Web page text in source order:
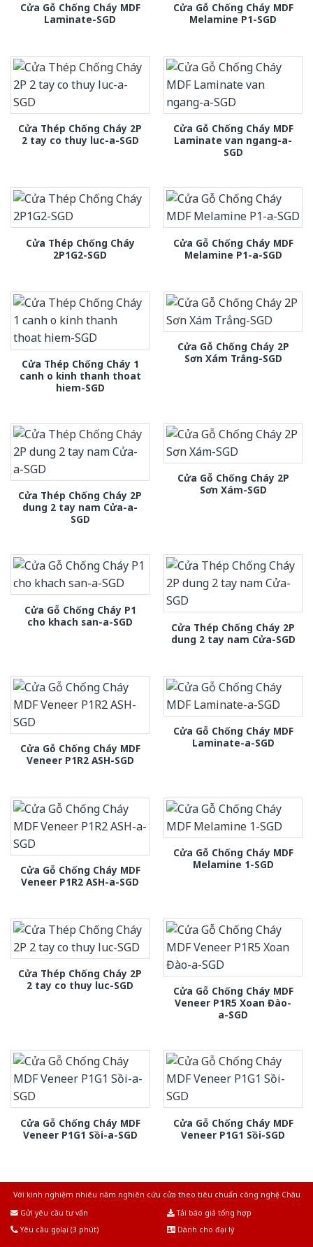
Cửa Gỗ Chống Cháy MDF
Laminate-SGD
Cửa Gỗ Chống Cháy MDF
Melamine P1-SGD
Cửa Thép Chống Cháy 2P
2 tay co thuy luc-a-SGD
Cửa Gỗ Chống Cháy MDF
Laminate van ngang-a-
SGD
Cửa Thép Chống Cháy
2P1G2-SGD
Cửa Gỗ Chống Cháy MDF
Melamine P1-a-SGD
Cửa Thép Chống Cháy 1
canh o kinh thanh thoat
hiem-SGD
Cửa Gỗ Chống Cháy 2P
Sơn Xám Trắng-SGD
Cửa Thép Chống Cháy 2P
dung 2 tay nam Cửa-a-
SGD
Cửa Gỗ Chống Cháy 2P
Sơn Xám-SGD
Cửa Gỗ Chống Cháy P1
cho khach san-a-SGD
Cửa Thép Chống Cháy 2P
dung 2 tay nam Cửa-SGD
Cửa Gỗ Chống Cháy MDF
Veneer P1R2 ASH-SGD
Cửa Gỗ Chống Cháy MDF
Laminate-a-SGD
Cửa Gỗ Chống Cháy MDF
Veneer P1R2 ASH-a-SGD
Cửa Gỗ Chống Cháy MDF
Melamine 1-SGD
Cửa Thép Chống Cháy 2P
2 tay co thuy luc-SGD
Cửa Gỗ Chống Cháy MDF
Veneer P1R5 Xoan Đào-
a-SGD
Cửa Gỗ Chống Cháy MDF
Veneer P1G1 Sồi-a-SGD
Cửa Gỗ Chống Cháy MDF
Veneer P1G1 Sồi-SGD
Với kinh nghiệm nhiêu năm nghiên cứu cửa theo tiêu chuẩn công nghệ Châu
Gửi yêu cầu tư vấn
Tải báo giá tổng hợp
Yêu cầu gọi lại (3 phút)
Dành cho đại lý